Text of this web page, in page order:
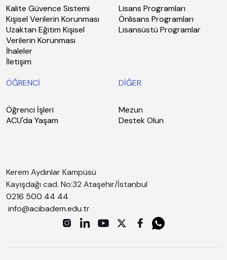
Kalite Güvence Sistemi
Kişisel Verilerin Korunması
Uzaktan Eğitim Kişisel
Verilerin Korunması
İhaleler
İletişim
Lisans Programları
Önlisans Programları
Lisansüstü Programlar
ÖĞRENCİ
Öğrenci İşleri
ACU'da Yaşam
DİĞER
Mezun
Destek Olun
Kerem Aydınlar Kampüsü
Kayışdağı cad. No:32 Ataşehir/İstanbul
0216 500 44 44
info@acibadem.edu.tr